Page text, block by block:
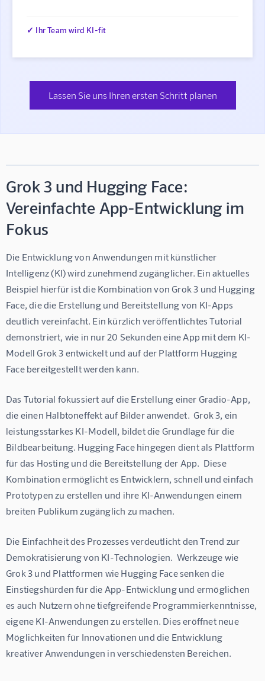
✓ Ihr Team wird KI-fit
Lassen Sie uns Ihren ersten Schritt planen
Grok 3 und Hugging Face:
Vereinfachte App-Entwicklung im
Fokus
Die Entwicklung von Anwendungen mit künstlicher
Intelligenz (KI) wird zunehmend zugänglicher. Ein aktuelles
Beispiel hierfür ist die Kombination von Grok 3 und Hugging
Face, die die Erstellung und Bereitstellung von KI-Apps
deutlich vereinfacht. Ein kürzlich veröffentlichtes Tutorial
demonstriert, wie in nur 20 Sekunden eine App mit dem KI-
Modell Grok 3 entwickelt und auf der Plattform Hugging
Face bereitgestellt werden kann.
Das Tutorial fokussiert auf die Erstellung einer Gradio-App,
die einen Halbtoneffekt auf Bilder anwendet.  Grok 3, ein
leistungsstarkes KI-Modell, bildet die Grundlage für die
Bildbearbeitung. Hugging Face hingegen dient als Plattform
für das Hosting und die Bereitstellung der App.  Diese
Kombination ermöglicht es Entwicklern, schnell und einfach
Prototypen zu erstellen und ihre KI-Anwendungen einem
breiten Publikum zugänglich zu machen.
Die Einfachheit des Prozesses verdeutlicht den Trend zur
Demokratisierung von KI-Technologien.  Werkzeuge wie
Grok 3 und Plattformen wie Hugging Face senken die
Einstiegshürden für die App-Entwicklung und ermöglichen
es auch Nutzern ohne tiefgreifende Programmierkenntnisse,
eigene KI-Anwendungen zu erstellen. Dies eröffnet neue
Möglichkeiten für Innovationen und die Entwicklung
kreativer Anwendungen in verschiedensten Bereichen.